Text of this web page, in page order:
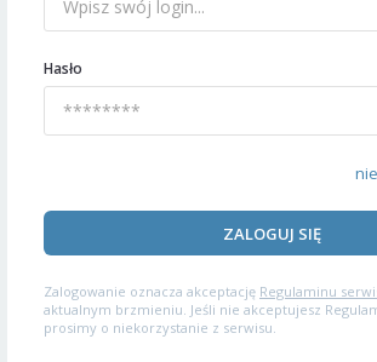
Hasło
ZALOGUJ SIĘ
Zalogowanie oznacza akceptację Regulaminu
aktualnym brzmieniu. Jeśli nie akceptujesz
prosimy o niekorzystanie z serwisu.